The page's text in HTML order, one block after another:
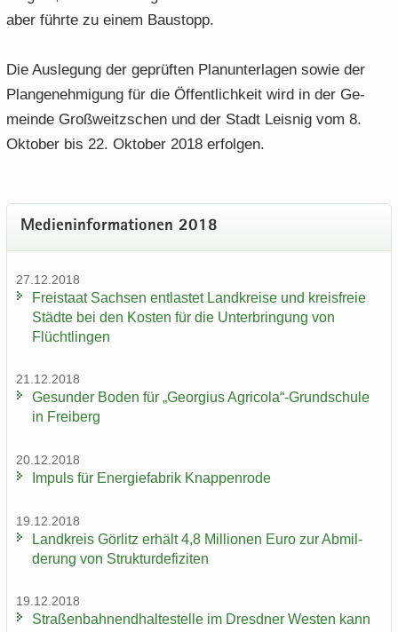
aber führ­te zu einem Bau­stopp.
Die Aus­le­gung der ge­prüf­ten Plan­un­ter­la­gen sowie der
Plan­ge­neh­mi­gung für die Öf­fent­lich­keit wird in der Ge­
mein­de Groß­weit­z­schen und der Stadt Leis­nig vom 8.
Ok­to­ber bis 22. Ok­to­ber 2018 er­fol­gen.
Me­di­en­in­for­ma­tio­nen 2018
27.12.2018
Frei­staat Sach­sen ent­las­tet Land­krei­se und kreis­freie
Städ­te bei den Kos­ten für die Un­ter­brin­gung von
Flücht­lin­gen
21.12.2018
Ge­sun­der Boden für „Ge­or­gi­us Agri­co­la“-​Grundschule
in Frei­berg
20.12.2018
Im­puls für En­er­gie­fa­brik Knap­pen­ro­de
19.12.2018
Land­kreis Gör­litz er­hält 4,8 Mil­lio­nen Euro zur Ab­mil­
de­rung von Struk­tur­de­fi­zi­ten
19.12.2018
Stra­ßen­bah­nend­hal­te­stel­le im Dresd­ner Wes­ten kann